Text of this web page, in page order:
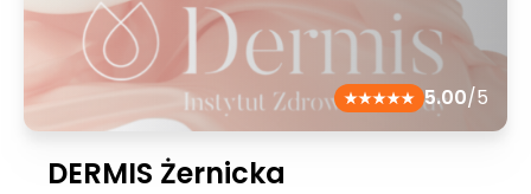
5.00/5
DERMIS Żernicka